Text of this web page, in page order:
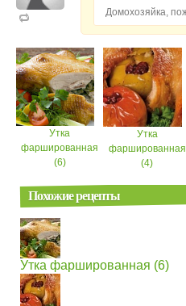
Утка
фаршированная
(6)
Утка
фаршированная
(4)
Похожие рецепты
Утка фаршированная (6)